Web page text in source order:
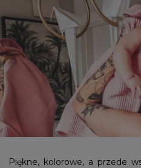
Piękne, kolorowe, a przede